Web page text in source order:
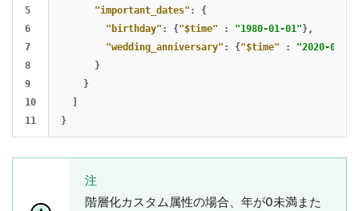
5
6
7
8
9
10
"important_dates" :
{
"birthday" : { "$time" : "1980-01-01" },
"wedding_anniversary" : { "$time" :
"2020-05-
}
}
}
注
階層化カスタム属性の場合、年が0未満また